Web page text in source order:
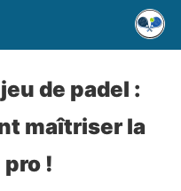
de padel :
maîtriser la
!